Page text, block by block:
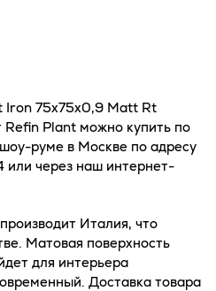
Iron 75x75x0,9 Matt Rt
Refin Plant можно купить по
руме в Москве по адресу
или через наш интернет-
Италия, что
Матовая поверхность
для интерьера
Доставка товара